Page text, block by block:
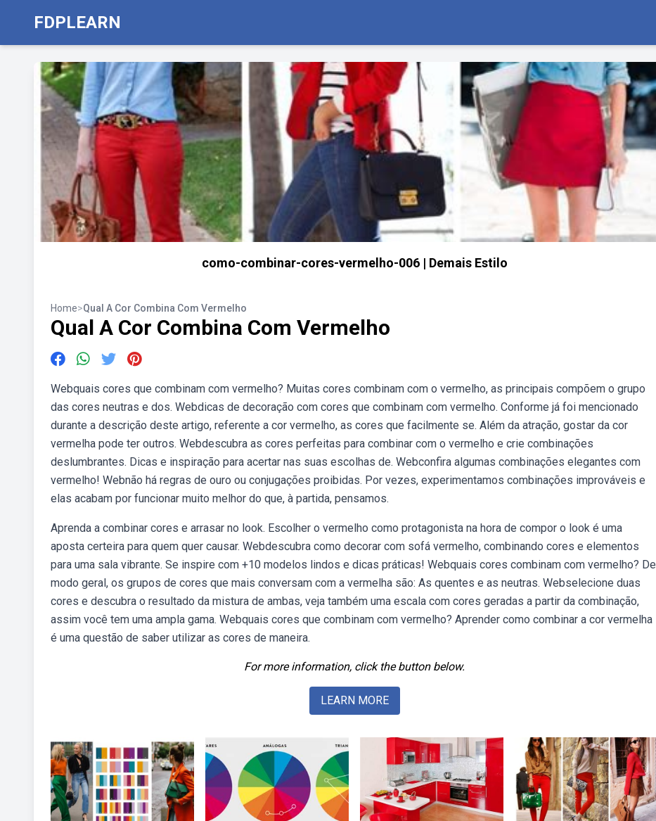
FDPLEARN
como-combinar-cores-vermelho-006 | Demais Estilo
Home>Qual A Cor Combina Com Vermelho
Qual A Cor Combina Com Vermelho
Webquais cores que combinam com vermelho? Muitas cores combinam com o vermelho, as principais compõem o grupo
das cores neutras e dos. Webdicas de decoração com cores que combinam com vermelho. Conforme já foi mencionado
durante a descrição deste artigo, referente a cor vermelho, as cores que facilmente se. Além da atração, gostar da cor
vermelha pode ter outros. Webdescubra as cores perfeitas para combinar com o vermelho e crie combinações
deslumbrantes. Dicas e inspiração para acertar nas suas escolhas de. Webconfira algumas combinações elegantes com
vermelho! Webnão há regras de ouro ou conjugações proibidas. Por vezes, experimentamos combinações improváveis e
elas acabam por funcionar muito melhor do que, à partida, pensamos.
Aprenda a combinar cores e arrasar no look. Escolher o vermelho como protagonista na hora de compor o look é uma
aposta certeira para quem quer causar. Webdescubra como decorar com sofá vermelho, combinando cores e elementos
para uma sala vibrante. Se inspire com +10 modelos lindos e dicas práticas! Webquais cores combinam com vermelho? De
modo geral, os grupos de cores que mais conversam com a vermelha são: As quentes e as neutras. Webselecione duas
cores e descubra o resultado da mistura de ambas, veja também uma escala com cores geradas a partir da combinação,
assim você tem uma ampla gama. Webquais cores que combinam com vermelho? Aprender como combinar a cor vermelha
é uma questão de saber utilizar as cores de maneira.
For more information, click the button below.
LEARN MORE